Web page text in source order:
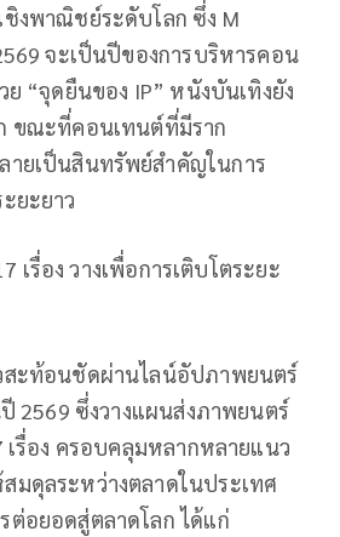
งพาณิชย์ระดับโลก ซึ่ง M
จะเป็นปีของการบริหารคอน
ย “จุดยืนของ IP” หนังบันเทิงยัง
ขณะที่คอนเทนต์ที่มีราก
ายเป็นสินทรัพย์สำคัญในการ
ยะยาว
เรื่อง วางเพื่อการเติบโตระยะ
สะท้อนชัดผ่านไลน์อัปภาพยนตร์
ปี 2569 ซึ่งวางแผนส่งภาพยนตร์
เรื่อง ครอบคลุมหลากหลายแนว
มดุลระหว่างตลาดในประเทศ
ต่อยอดสู่ตลาดโลก ได้แก่